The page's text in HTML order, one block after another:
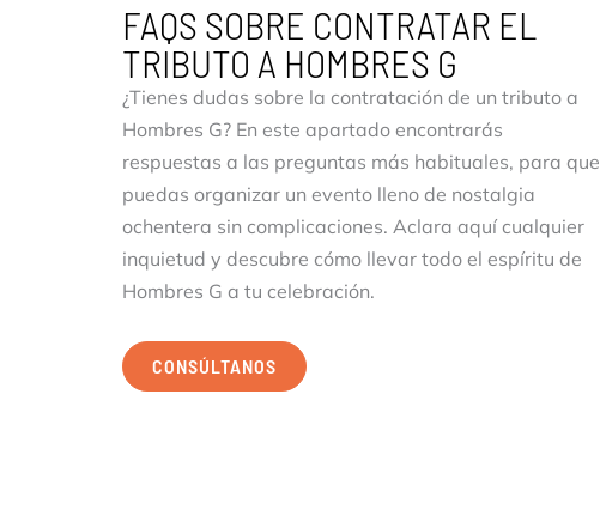
FAQS SOBRE CONTRATAR EL
TRIBUTO A HOMBRES G
¿Tienes dudas sobre la contratación de un tributo a
Hombres G? En este apartado encontrarás
respuestas a las preguntas más habituales, para que
puedas organizar un evento lleno de nostalgia
ochentera sin complicaciones. Aclara aquí cualquier
inquietud y descubre cómo llevar todo el espíritu de
Hombres G a tu celebración.
CONSÚLTANOS